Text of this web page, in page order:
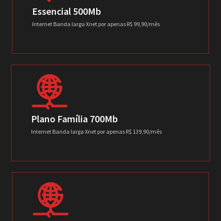
Essencial 500Mb
Internet Banda larga Xnet por apenas R$ 99,90/mês
Plano Família 700Mb
Internet Banda larga Xnet por apenas R$ 139,90/mês